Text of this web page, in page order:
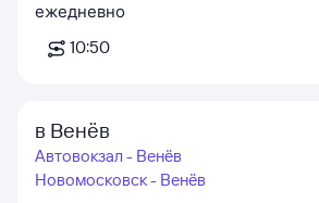
ежедневно
10:50
в Венёв
Автовокзал - Венёв
Новомосковск - Венёв